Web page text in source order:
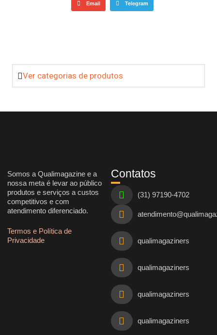
Email Telegram
Ver categorias de produtos
Somos a Qualimagazine e a
nossa meta é levar ao público
produtos e serviços a custos
competitivos e com
atendimento diferenciado.
Termos e Política de
Privacidade
Contatos
(31) 97190-4702
qualimagaziners
qualimagaziners
qualimagaziners
qualimagaziners